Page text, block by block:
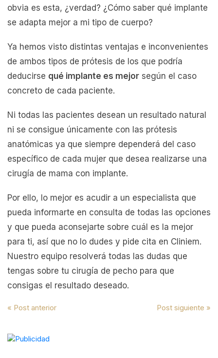
obvia es esta, ¿verdad? ¿Cómo saber qué implante
se adapta mejor a mi tipo de cuerpo?
Ya hemos visto distintas ventajas e inconvenientes
de ambos tipos de prótesis de los que podría
deducirse qué implante es mejor según el caso
concreto de cada paciente.
Ni todas las pacientes desean un resultado natural
ni se consigue únicamente con las prótesis
anatómicas ya que siempre dependerá del caso
específico de cada mujer que desea realizarse una
cirugía de mama con implante.
Por ello, lo mejor es acudir a un especialista que
pueda informarte en consulta de todas las opciones
y que pueda aconsejarte sobre cuál es la mejor
para ti, así que no lo dudes y pide cita en Cliniem.
Nuestro equipo resolverá todas las dudas que
tengas sobre tu cirugía de pecho para que
consigas el resultado deseado.
Navegación
de
entradas
« Post anterior Post siguiente »